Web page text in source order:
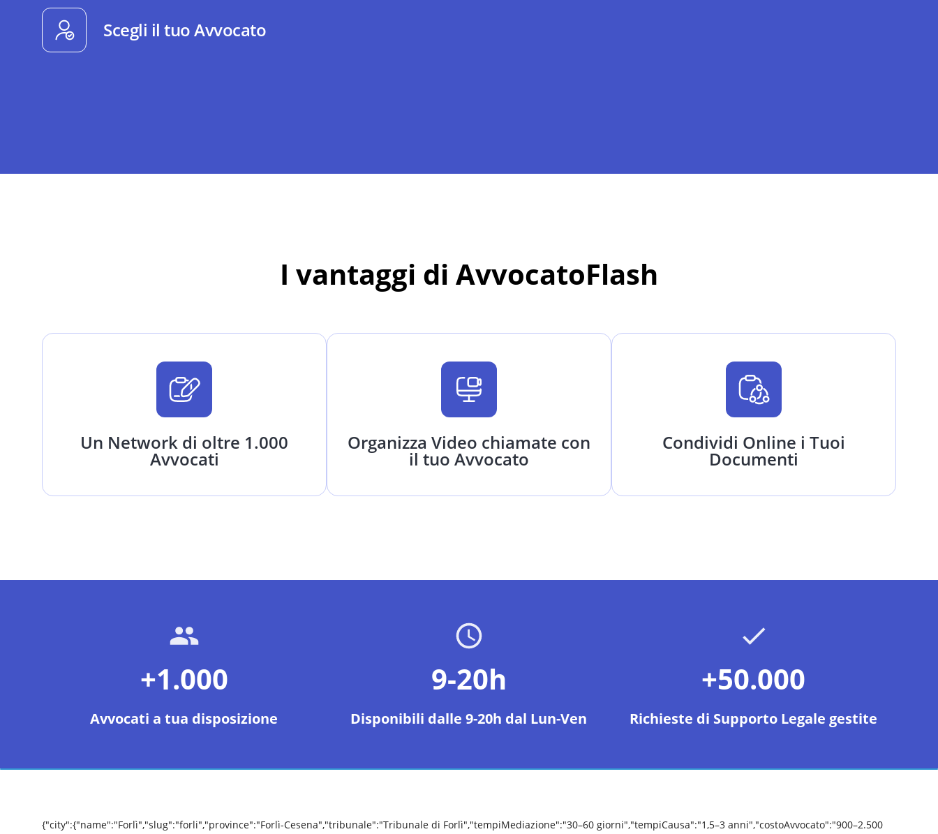
Scegli il tuo Avvocato
I vantaggi di AvvocatoFlash
Un Network di oltre 1.000
Avvocati
Organizza Video chiamate con
il tuo Avvocato
Condividi Online i Tuoi
Documenti
+1.000
Avvocati a tua disposizione
9-20h
Disponibili dalle 9-20h dal Lun-Ven
+50.000
Richieste di Supporto Legale gestite
{"city":{"name":"Forlì","slug":"forli","province":"Forlì-Cesena","tribunale":"Tribunale di Forlì","tempiMediazione":"30–60 giorni","tempiCausa":"1,5–3 anni","costoAvvocato":"900–2.500